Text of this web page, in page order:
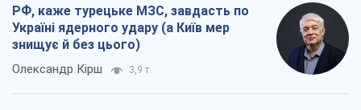
РФ, каже турецьке МЗС, завдасть по
Україні ядерного удару (а Київ мер
знищує й без цього)
Олександр Кірш 3,9 т.